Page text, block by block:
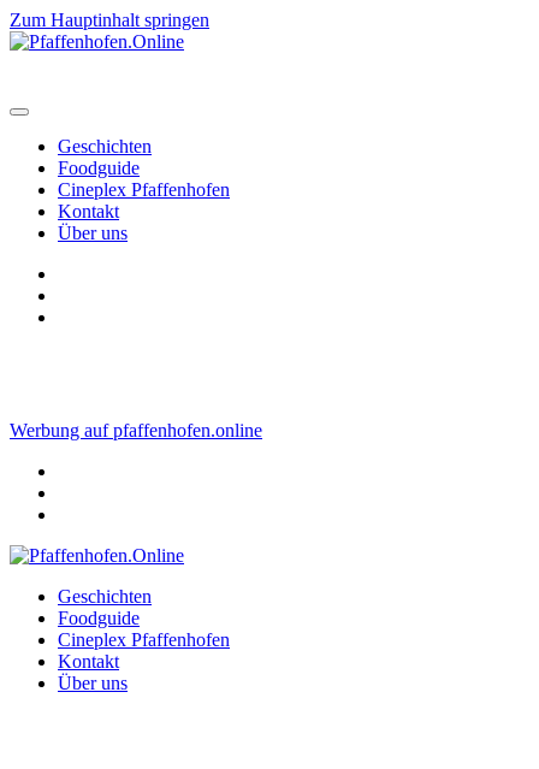
Zum Hauptinhalt springen
Geschichten
Foodguide
Cineplex Pfaffenhofen
Kontakt
Über uns
Werbung auf pfaffenhofen.online
Geschichten
Foodguide
Cineplex Pfaffenhofen
Kontakt
Über uns